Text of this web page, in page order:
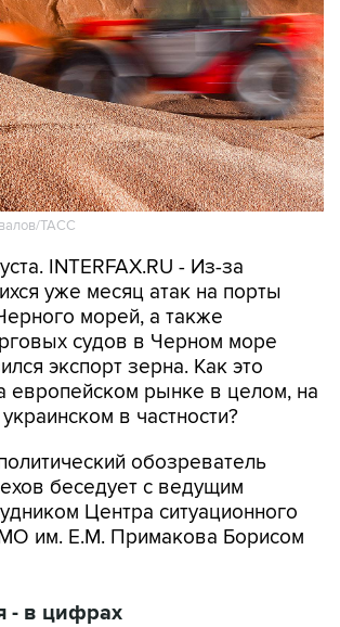
ТАСС
INTERFAX.RU - Из-за
уже месяц атак на порты
морей, а также
судов в Черном море
экспорт зерна. Как это
европейском рынке в целом, на
в частности?
обозреватель
беседует с ведущим
Центра ситуационного
им. Е.М. Примакова Борисом
- в цифрах